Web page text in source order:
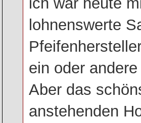
lohnenswerte
ein oder
Aber das
anstehenden